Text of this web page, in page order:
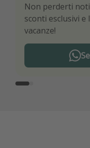
Non perderti
sconti esclusivi
vacanze!
Sii il primo a
viaggio